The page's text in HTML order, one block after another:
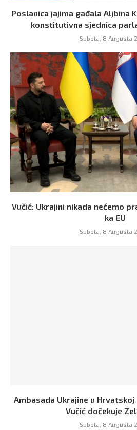
Poslanica jajima gađala Aljbina
konstitutivna sjednica
Subota, 8 Augusta
Vučić: Ukrajini nikada nećemo
ka EU
Subota, 8 Augusta
Ambasada Ukrajine u
Vučić dočekuje
Subota, 8 Augusta